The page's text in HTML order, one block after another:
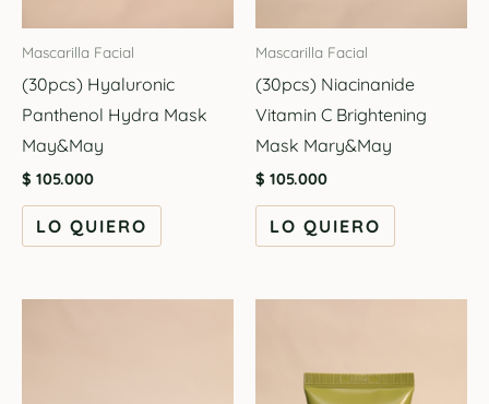
Mascarilla Facial
(30pcs) Hyaluronic
Panthenol Hydra Mask
May&May
$ 105.000
LO QUIERO
Mascarilla Facial
(30pcs) Niacinanide
Vitamin C Brightening
Mask Mary&May
$ 105.000
LO QUIERO